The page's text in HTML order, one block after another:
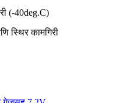
(-40deg.C)
स्थिर कामगिरी